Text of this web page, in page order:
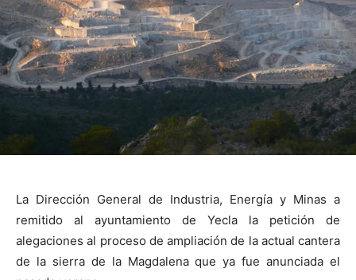
La Dirección General de Industria, Energía y Minas a
remitido al ayuntamiento de Yecla la petición de
alegaciones al proceso de ampliación de la actual cantera
de la sierra de la Magdalena que ya fue anunciada el